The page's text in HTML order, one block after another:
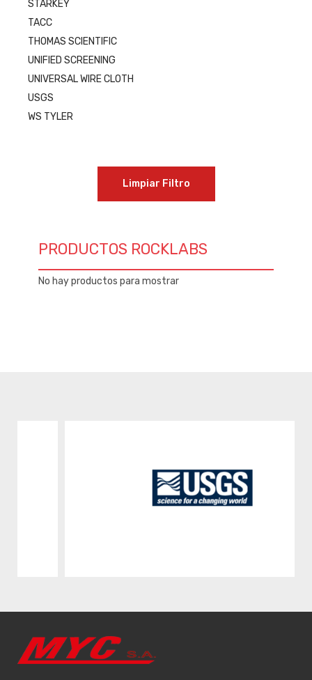
STARKEY
TACC
THOMAS SCIENTIFIC
UNIFIED SCREENING
UNIVERSAL WIRE CLOTH
USGS
WS TYLER
Limpiar Filtro
PRODUCTOS ROCKLABS
No hay productos para mostrar